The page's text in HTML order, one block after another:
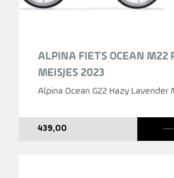
ALPINA FIETS OCEAN M22
MEISJES 2023
Alpina Ocean G22 Hazy Lavender
439,00